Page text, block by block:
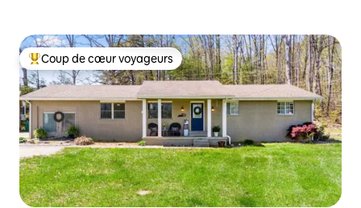
Coups de cœur voyageurs les plus appréciés
Coup de cœur voyageurs